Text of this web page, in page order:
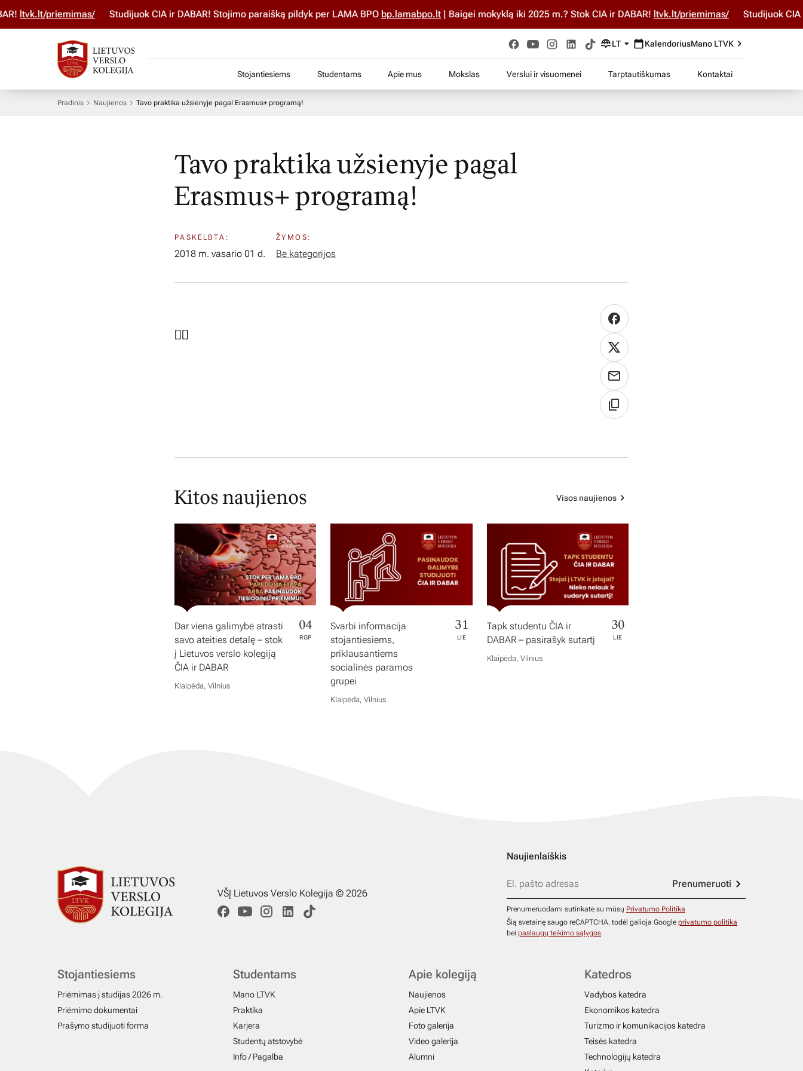
ltvk.lt/priemimas/ Studijuok ČIA ir DABAR! Stojimo paraišką pildyk per LAMA BPObp.lamabpo.lt| Baigei mokyklą iki 2025 m.? Stok ČIA ir DABAR!ltvk.lt/priemimas/ Studijuok ČIA ir
LT KalendoriusMano LTVK
Stojantiesiems Studentams Apie mus Mokslas Verslui ir visuomenei Tarptautiškumas Kontaktai
Pradinis Naujienos Tavo praktika užsienyje pagal Erasmus+ programą!
Tavo praktika užsienyje pagal
Erasmus+ programą!
PASKELBTA:
2018 m. vasario 01 d.
ŽYMOS:
Be kategorijos
[][]
Kitos naujienos Visos naujienos
Dar viena galimybė atrasti
savo ateities detalę – stok
į Lietuvos verslo kolegiją
ČIA ir DABAR
04
RGP
Klaipėda, Vilnius
Svarbi informacija
stojantiesiems,
priklausantiems
socialinės paramos
grupei
31
LIE
Klaipėda, Vilnius
Tapk studentu ČIA ir
DABAR – pasirašyk sutartį
30
LIE
Klaipėda, Vilnius
VŠĮ Lietuvos Verslo Kolegija © 2026
Naujienlaiškis
Prenumeruoti
Prenumeruodami sutinkate su mūsų Privatumo Politika
Šią svetainę saugo reCAPTCHA, todėl galioja Google privatumo politika
bei paslaugų teikimo sąlygos.
Stojantiesiems
Priėmimas į studijas 2026 m.
Priėmimo dokumentai
Prašymo studijuoti forma
Studentams
Mano LTVK
Praktika
Karjera
Studentų atstovybė
Info / Pagalba
Apie kolegiją
Naujienos
Apie LTVK
Foto galerija
Video galerija
Alumni
Katedros
Vadybos katedra
Ekonomikos katedra
Turizmo ir komunikacijos katedra
Teisės katedra
Technologijų katedra